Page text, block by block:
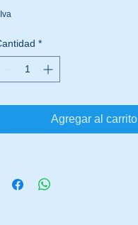
*
Agregar al carrito